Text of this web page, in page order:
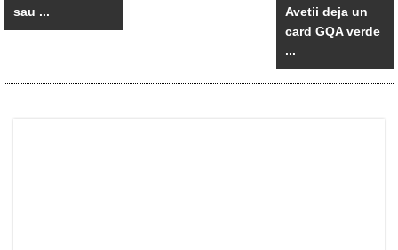
sau ...
Avetii deja un
card GQA verde
...